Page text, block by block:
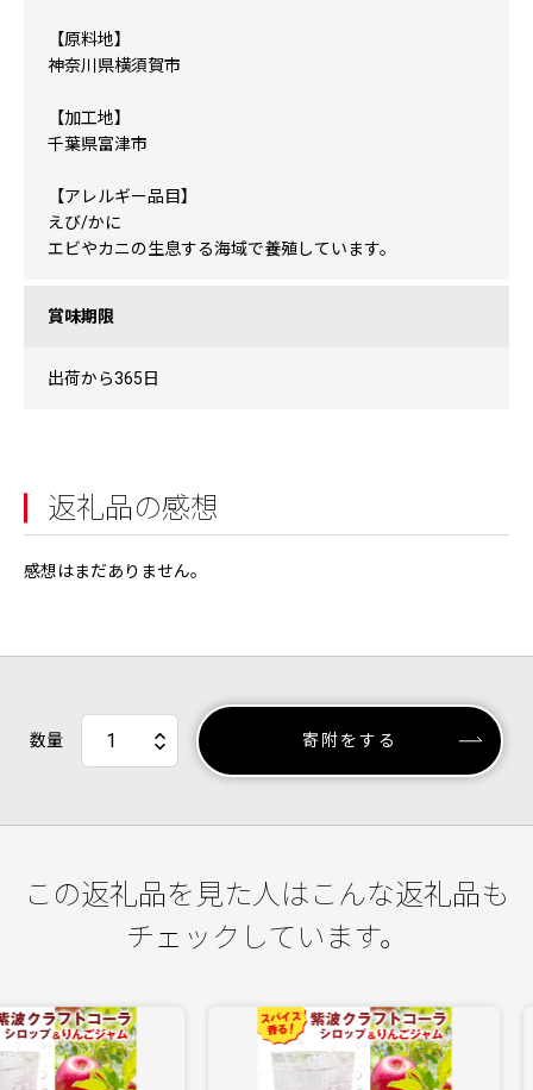
【原料地】
神奈川県横須賀市
【加工地】
千葉県富津市
【アレルギー品目】
えび/かに
エビやカニの生息する海域で養殖しています。
賞味期限
出荷から365日
返礼品の感想
感想はまだありません。
数量 寄附をする
この返礼品を見た人はこんな返礼品も
チェックしています。